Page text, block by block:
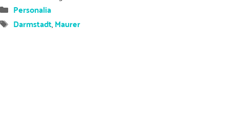
Kategorien
Personalia
Schlagwörter
Darmstadt,Maurer